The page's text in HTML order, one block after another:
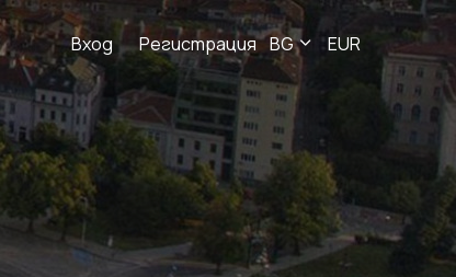
Вход Регистрация BG EUR